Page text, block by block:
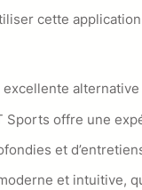
cette
offre une
et
et intuitive,